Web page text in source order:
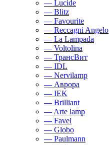
— Lucide
— Blitz
— Favourite
— Reccagni Angelo
— La Lampada
— Voltolina
— ТрансВит
— IDL
— Nervilamp
— Аврора
— IEK
— Brilliant
— Arte lamp
— Favel
— Globo
— Paulmann